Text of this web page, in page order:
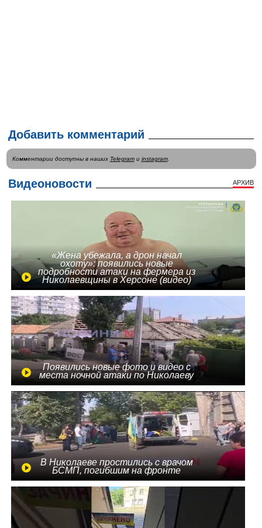
Добавить комментарий
Комментарии доступны в наших Telegramи instagram.
Видеоновости АРХИВ
«Жена убежала, а дрон начал
охоту»: появились новые
подробности атаки на фермера из
Николаевщины в Херсоне (видео)
Появились новые фото и видео с
места ночной атаки по Николаеву
В Николаеве простились с врачом
БСМП, погибшим на фронте